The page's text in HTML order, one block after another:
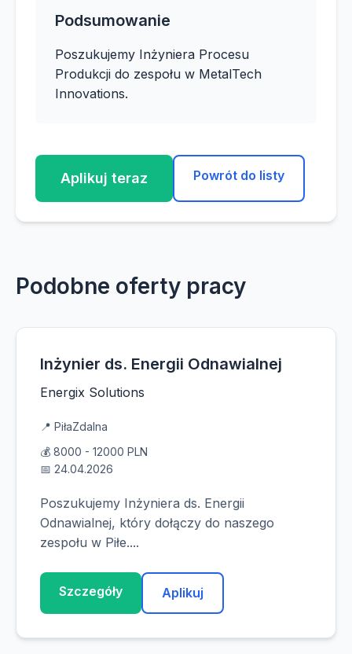
Podsumowanie
Poszukujemy Inżyniera Procesu
Produkcji do zespołu w MetalTech
Innovations.
Aplikuj teraz Powrót do listy
Podobne oferty pracy
Inżynier ds. Energii Odnawialnej
Energix Solutions
📍 PiłaZdalna
💰 8000 - 12000 PLN
📅 24.04.2026
Poszukujemy Inżyniera ds. Energii
Odnawialnej, który dołączy do naszego
zespołu w Piłe....
Szczegóły Aplikuj